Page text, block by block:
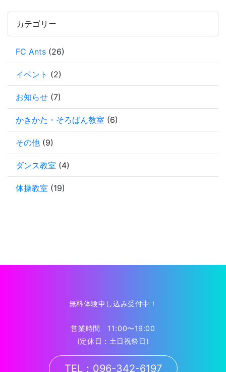
カテゴリー
FC Ants (26)
イベント (2)
お知らせ (7)
かきかた・そろばん教室 (6)
その他 (9)
ダンス教室 (4)
体操教室 (19)
無料体験申し込み受付中！
営業時間 11:00〜19:00
(定休日：土日祝祭日)
TEL：096-342-6197